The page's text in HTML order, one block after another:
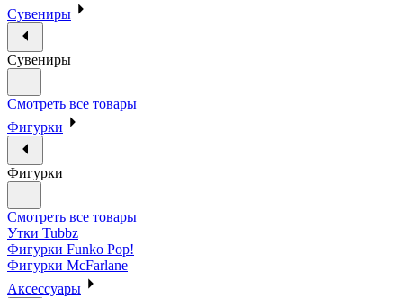
Сувениры
Сувениры
Смотреть все товары
Фигурки
Фигурки
Смотреть все товары
Утки Tubbz
Фигурки Funko Pop!
Фигурки McFarlane
Аксессуары